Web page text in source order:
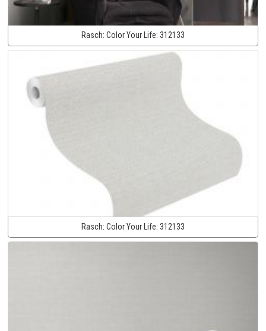
Rasch: Color Your Life: 312133
Rasch: Color Your Life: 312133